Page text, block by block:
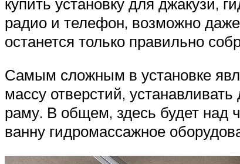
радио и телефон, возможно даже
останется только правильно
Самым сложным в установке
массу отверстий,
раму. В общем, здесь будет над
ванну гидромассажное